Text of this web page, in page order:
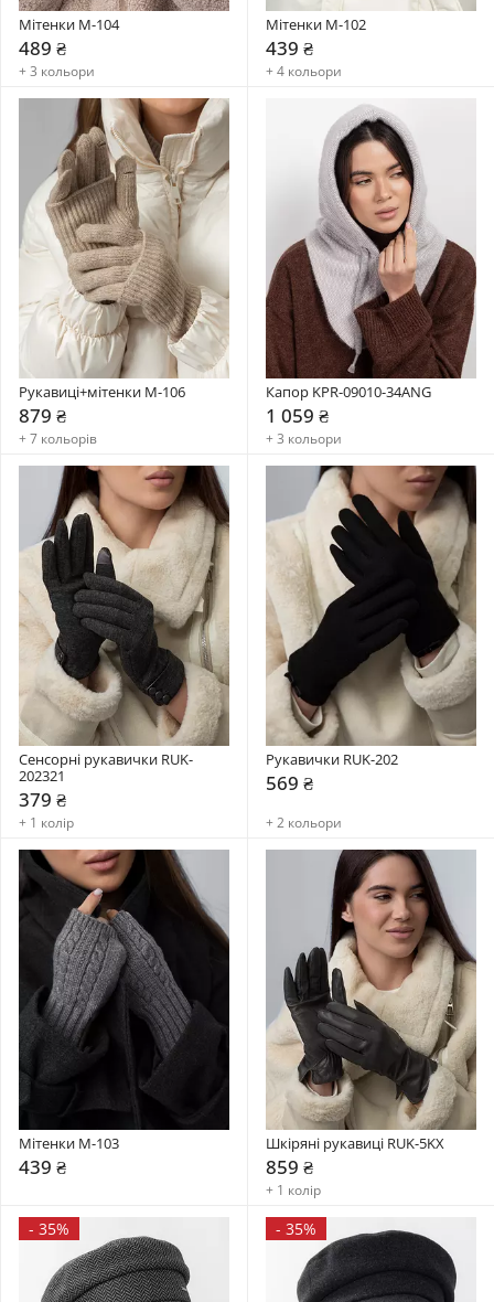
Мітенки M-104
489 ₴
+ 3 кольори
Мітенки M-102
439 ₴
+ 4 кольори
Рукавиці+мітенки М-106
879 ₴
+ 7 кольорів
Капор KPR-09010-34ANG
1 059 ₴
+ 3 кольори
Сенсорні рукавички RUK-
202321
379 ₴
+ 1 колір
Рукавички RUK-202
569 ₴
+ 2 кольори
Мітенки М-103
439 ₴
Шкіряні рукавиці RUK-5KX
859 ₴
+ 1 колір
- 35% - 35%